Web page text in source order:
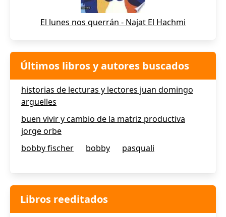
El lunes nos querrán - Najat El Hachmi
Últimos libros y autores buscados
historias de lecturas y lectores juan domingo
arguelles
buen vivir y cambio de la matriz productiva
jorge orbe
bobby fischer
bobby pasquali
Libros reeditados